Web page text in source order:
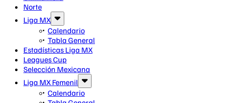
Norte
Liga MX
Calendario
Tabla General
Estadísticas Liga MX
Leagues Cup
Selección Mexicana
Liga MX Femenil
Calendario